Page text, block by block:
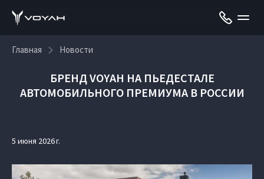
Главная Новости
БРЕНД VOYAH НА ПЬЕДЕСТАЛЕ
АВТОМОБИЛЬНОГО ПРЕМИУМА В РОССИИ
5 июня 2026 г.